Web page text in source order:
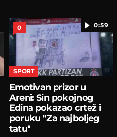
0:59
0
SPORT
Emotivan prizor u
Areni: Sin pokojnog
Edina pokazao crtež i
poruku "Za najboljeg
tatu"